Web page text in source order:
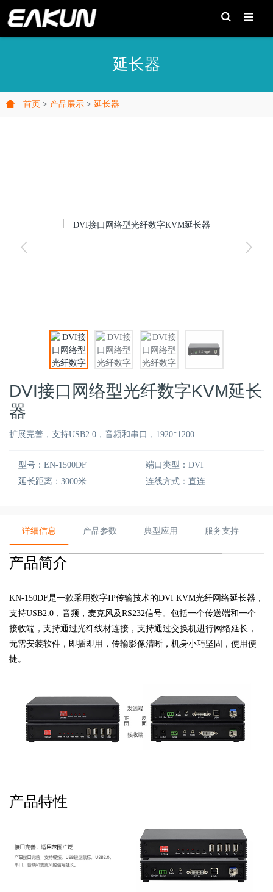
T
o
g
r
延长器
首页 > 产品展示 > 延长器
DVI接口网络型光纤数字KVM延长
器
扩展完善，支持USB2.0，音频和串口，1920*1200
型号：EN-1500DF
端口类型：DVI
延长距离：3000米
连线方式：直连
详细信息 产品参数 典型应用 服务支持
产品简介
KN-150DF是一款采用数字IP传输技术的DVI KVM光纤网络延长器，
支持USB2.0，音频，麦克风及RS232信号。包括一个传送端和一个
接收端，支持通过光纤线材连接，支持通过交换机进行网络延长，
无需安装软件，即插即用，传输影像清晰，机身小巧坚固，使用便
捷。
产品特性